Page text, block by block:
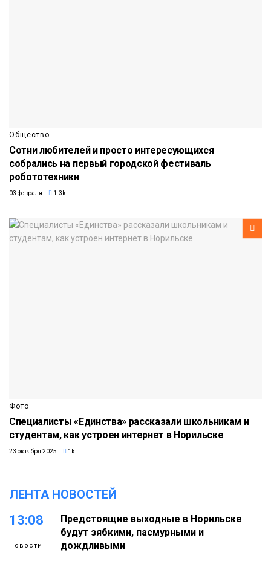
Общество
Сотни любителей и просто интересующихся
собрались на первый городской фестиваль
робототехники
03 февраля 1.3k
Фото
Специалисты «Единства» рассказали школьникам и
студентам, как устроен интернет в Норильске
23 октября 2025 1k
ЛЕНТА НОВОСТЕЙ
13:08
Новости
Предстоящие выходные в Норильске
будут зябкими, пасмурными и
дождливыми